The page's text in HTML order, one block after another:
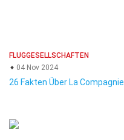
FLUGGESELLSCHAFTEN
04 Nov 2024
26 Fakten Über La Compagnie